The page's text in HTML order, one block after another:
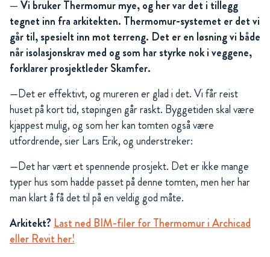
— Vi bruker Thermomur mye, og her var det i tillegg
tegnet inn fra arkitekten. Thermomur-systemet er det vi
går til, spesielt inn mot terreng. Det er en løsning vi både
når isolasjonskrav med og som har styrke nok i veggene,
forklarer prosjektleder Skamfer.
—Det er effektivt, og mureren er glad i det. Vi får reist
huset på kort tid, støpingen går raskt. Byggetiden skal være
kjappest mulig, og som her kan tomten også være
utfordrende, sier Lars Erik, og understreker:
—Det har vært et spennende prosjekt. Det er ikke mange
typer hus som hadde passet på denne tomten, men her har
man klart å få det til på en veldig god måte.
Arkitekt? Last ned BIM-filer for Thermomur i Archicad
eller Revit her!